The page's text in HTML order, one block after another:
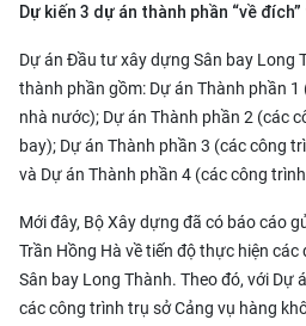
Dự kiến 3 dự án thành phần “về
Dự án Đầu tư xây dựng Sân bay Long
thành phần gồm: Dự án Thành phần
nhà nước); Dự án Thành phần 2 (các
bay); Dự án Thành phần 3 (các công
và Dự án Thành phần 4 (các công
Mới đây, Bộ Xây dựng đã có báo cáo
Trần Hồng Hà về tiến độ thực hiện
Sân bay Long Thành. Theo đó, với Dự
các công trình trụ sở Cảng vụ hàng